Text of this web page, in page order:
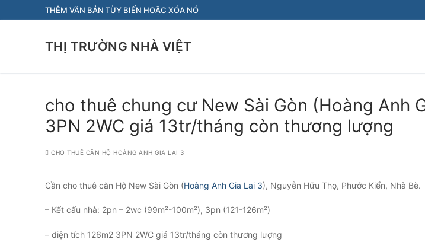
đến
THÊM VĂN BẢN TÙY BIẾN HOẶC XÓA NÓ
THỊ TRƯỜNG NHÀ VIỆT
cho thuê chung cư New Sài Gòn (Hoàng Anh
3PN 2WC giá 13tr/tháng còn thương lượng
CHO THUÊ CĂN HỘ HOÀNG ANH GIA LAI 3
Cần cho thuê căn Hộ New Sài Gòn (Hoàng Anh Gia Lai 3), Nguyễn Hữu Thọ, Phước Kiển, Nhà Bè.
– Kết cấu nhà: 2pn – 2wc (99m²-100m²), 3pn (121-126m²)
– diện tích 126m2 3PN 2WC giá 13tr/tháng còn thương lượng